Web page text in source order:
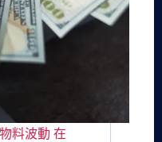
料波動 在